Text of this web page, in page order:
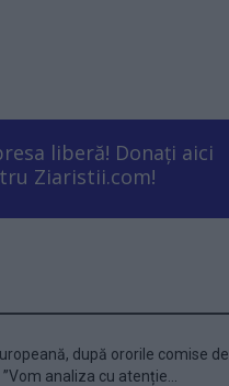
liberă! Donați aici
Ziaristii.com!
după ororile comise de
”Vom analiza cu atenție...